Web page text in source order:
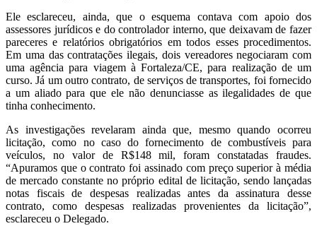
Ele esclareceu, ainda, que o esquema contava com apoio dos
assessores jurídicos e do controlador interno, que deixavam de fazer
pareceres e relatórios obrigatórios em todos esses procedimentos.
Em uma das contratações ilegais, dois vereadores negociaram com
uma agência para viagem à Fortaleza/CE, para realização de um
curso. Já um outro contrato, de serviços de transportes, foi fornecido
a um aliado para que ele não denunciasse as ilegalidades de que
tinha conhecimento.
As investigações revelaram ainda que, mesmo quando ocorreu
licitação, como no caso do fornecimento de combustíveis para
veículos, no valor de R$148 mil, foram constatadas fraudes.
“Apuramos que o contrato foi assinado com preço superior à média
de mercado constante no próprio edital de licitação, sendo lançadas
notas fiscais de despesas realizadas antes da assinatura desse
contrato, como despesas realizadas provenientes da licitação”,
esclareceu o Delegado.